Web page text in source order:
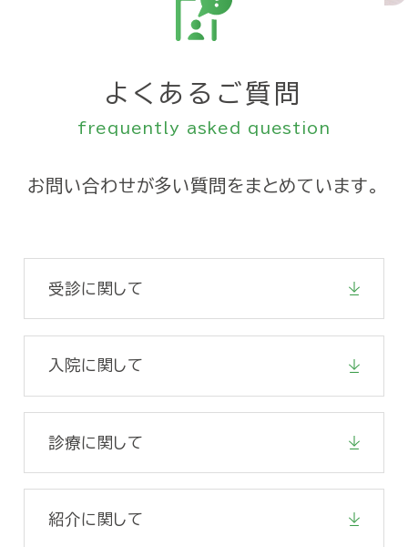
よくあるご質問
frequently asked question
お問い合わせが多い質問をまとめています。
受診に関して
入院に関して
診療に関して
紹介に関して